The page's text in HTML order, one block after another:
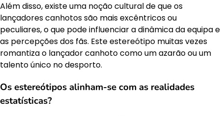
Além disso, existe uma noção cultural de que os
lançadores canhotos são mais excêntricos ou
peculiares, o que pode influenciar a dinâmica da equipa e
as percepções dos fãs. Este estereótipo muitas vezes
romantiza o lançador canhoto como um azarão ou um
talento único no desporto.
Os estereótipos alinham-se com as realidades
estatísticas?